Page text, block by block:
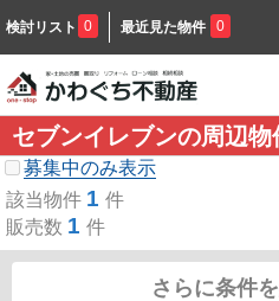
検討リスト 0 最近見た物件 0
セブンイレブンの周辺物
募集中のみ表示
該当物件 1 件
販売数 1 件
さらに条件